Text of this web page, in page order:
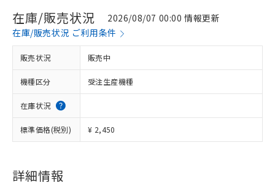
在庫/販売状況
2026/08/07 00:00 情報更新
在庫/販売状況 ご利用条件
販売状況 販売中
機種区分 受注生産機種
在庫状況
標準価格(税別) ¥ 2,450
詳細情報